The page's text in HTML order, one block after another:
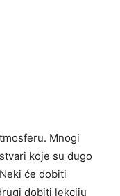
Mnogi
koje su dugo
će dobiti
dobiti lekciju